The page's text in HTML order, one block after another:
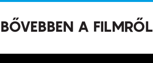
BŐVEBBEN A FILMRŐL